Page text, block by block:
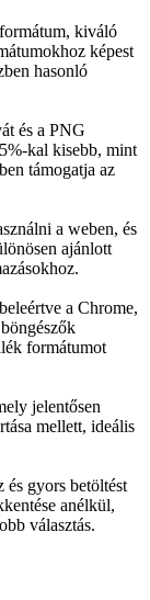
kiváló
képest
hasonló
és a PNG
kal kisebb, mint
támogatja az
a weben, és
ajánlott
a Chrome,
formátumot
jelentősen
mellett, ideális
gyors betöltést
anélkül,
választás.